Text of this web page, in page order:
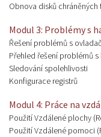
Obnova disků
Modul 3: Problémy s
Řešení problémů s
Přehled řešení problémů
Sledování spolehlivosti
Konfigurace registrů
Modul 4: Práce na
Použití Vzdálené plochy
Použití Vzdálené pomoci